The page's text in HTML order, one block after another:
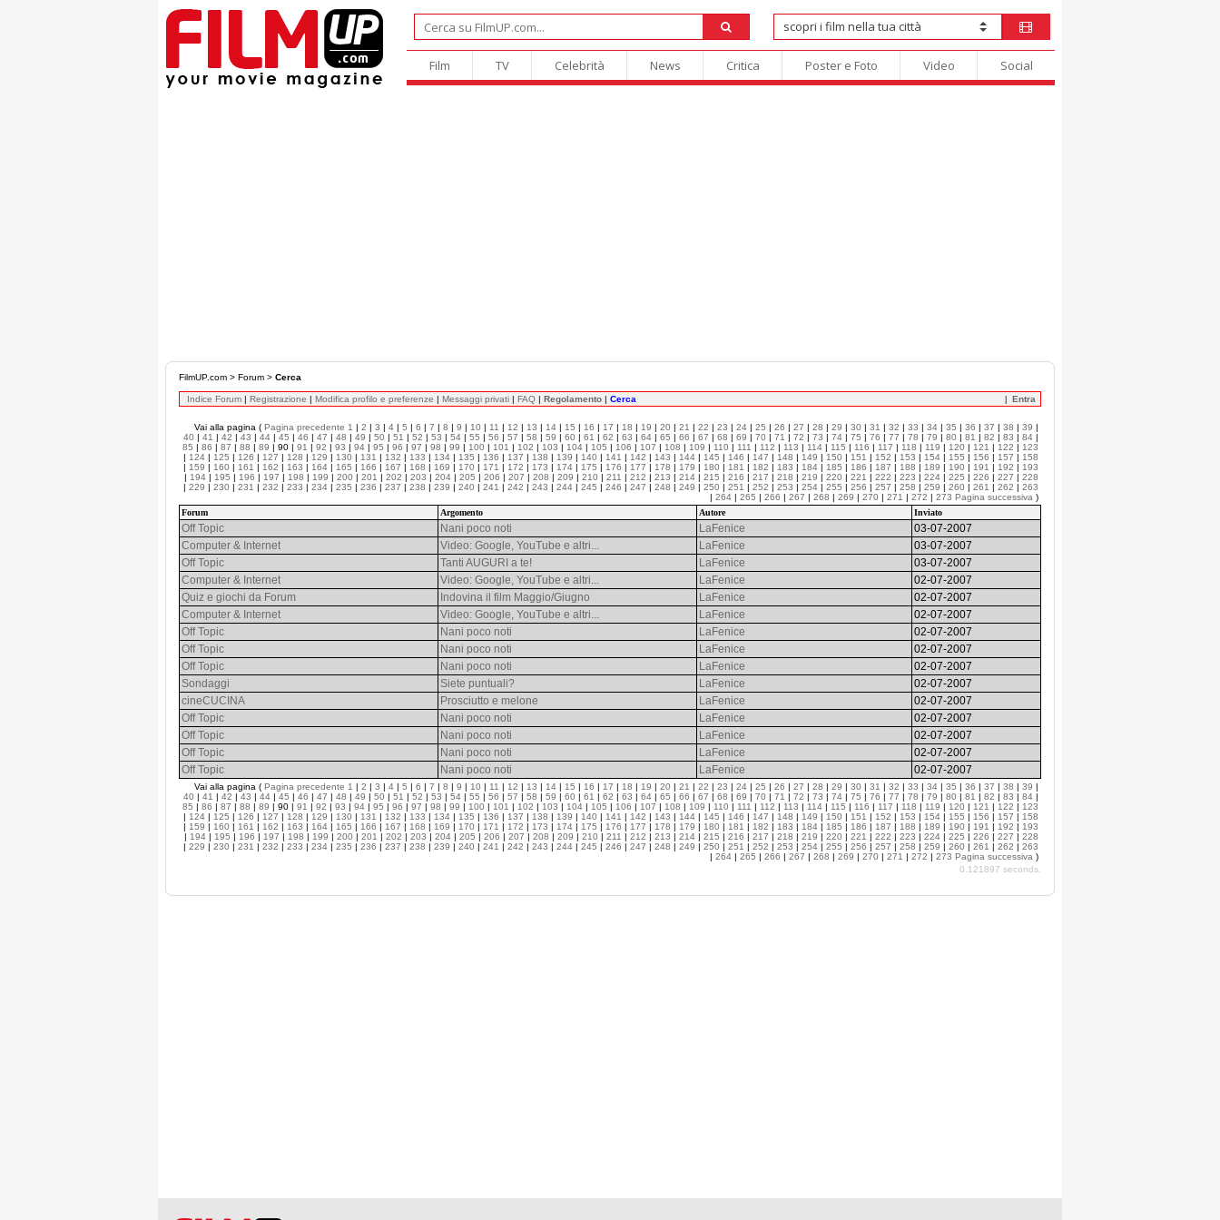
Film TV Celebrità News Critica Poster e Foto Video Social
FilmUP.com > Forum > Cerca
Indice Forum | Registrazione | Modifica profilo e preferenze | Messaggi privati | FAQ | Regolamento | Cerca Entra
Vai alla pagina ( Pagina precedente 1 | 2 | 3 | 4 | 5 | 6 | 7 | 8 | 9 | 10 | 11 | 12 | 13 | 14 | 15 | 16 | 17 | 18 | 19 | 20 | 21 | 22 | 23 | 24 | 25 | 26 | 27 | 28 | 29 | 30 | 31 | 32 | 33 | 34 | 35 | 36 | 37 | 38 | 39 |
40 | 41 | 42 | 43 | 44 | 45 | 46 | 47 | 48 | 49 | 50 | 51 | 52 | 53 | 54 | 55 | 56 | 57 | 58 | 59 | 60 | 61 | 62 | 63 | 64 | 65 | 66 | 67 | 68 | 69 | 70 | 71 | 72 | 73 | 74 | 75 | 76 | 77 | 78 | 79 | 80 | 81 | 82 | 83 | 84 |
85 | 86 | 87 | 88 | 89 | 90 | 91 | 92 | 93 | 94 | 95 | 96 | 97 | 98 | 99 | 100 | 101 | 102 | 103 | 104 | 105 | 106 | 107 | 108 | 109 | 110 | 111 | 112 | 113 | 114 | 115 | 116 | 117 | 118 | 119 | 120 | 121 | 122 | 123
| 124 | 125 | 126 | 127 | 128 | 129 | 130 | 131 | 132 | 133 | 134 | 135 | 136 | 137 | 138 | 139 | 140 | 141 | 142 | 143 | 144 | 145 | 146 | 147 | 148 | 149 | 150 | 151 | 152 | 153 | 154 | 155 | 156 | 157 | 158
| 159 | 160 | 161 | 162 | 163 | 164 | 165 | 166 | 167 | 168 | 169 | 170 | 171 | 172 | 173 | 174 | 175 | 176 | 177 | 178 | 179 | 180 | 181 | 182 | 183 | 184 | 185 | 186 | 187 | 188 | 189 | 190 | 191 | 192 | 193
| 194 | 195 | 196 | 197 | 198 | 199 | 200 | 201 | 202 | 203 | 204 | 205 | 206 | 207 | 208 | 209 | 210 | 211 | 212 | 213 | 214 | 215 | 216 | 217 | 218 | 219 | 220 | 221 | 222 | 223 | 224 | 225 | 226 | 227 | 228
| 229 | 230 | 231 | 232 | 233 | 234 | 235 | 236 | 237 | 238 | 239 | 240 | 241 | 242 | 243 | 244 | 245 | 246 | 247 | 248 | 249 | 250 | 251 | 252 | 253 | 254 | 255 | 256 | 257 | 258 | 259 | 260 | 261 | 262 | 263
| 264 | 265 | 266 | 267 | 268 | 269 | 270 | 271 | 272 | 273 Pagina successiva )
Forum
Argomento Autore Inviato
Off Topic Nani poco noti LaFenice
03-07-2007
Computer & Internet
Video: Google, YouTube e altri... LaFenice
03-07-2007
Off Topic
Tanti AUGURI a te! LaFenice
03-07-2007
Computer & Internet
Video: Google, YouTube e altri... LaFenice
02-07-2007
Quiz e giochi da Forum
Indovina il film Maggio/Giugno LaFenice
02-07-2007
Computer & Internet
Video: Google, YouTube e altri... LaFenice
02-07-2007
Off Topic
Nani poco noti LaFenice
02-07-2007
Off Topic
Nani poco noti LaFenice
02-07-2007
Off Topic
Nani poco noti LaFenice
02-07-2007
Sondaggi
Siete puntuali? LaFenice
02-07-2007
cineCUCINA
Prosciutto e melone LaFenice
02-07-2007
Off Topic
Nani poco noti LaFenice
02-07-2007
Off Topic
Nani poco noti LaFenice
02-07-2007
Off Topic
Nani poco noti LaFenice
02-07-2007
Off Topic
Nani poco noti LaFenice 02-07-2007
Vai alla pagina ( Pagina precedente 1 | 2 | 3 | 4 | 5 | 6 | 7 | 8 | 9 | 10 | 11 | 12 | 13 | 14 | 15 | 16 | 17 | 18 | 19 | 20 | 21 | 22 | 23 | 24 | 25 | 26 | 27 | 28 | 29 | 30 | 31 | 32 | 33 | 34 | 35 | 36 | 37 | 38 | 39 |
40 | 41 | 42 | 43 | 44 | 45 | 46 | 47 | 48 | 49 | 50 | 51 | 52 | 53 | 54 | 55 | 56 | 57 | 58 | 59 | 60 | 61 | 62 | 63 | 64 | 65 | 66 | 67 | 68 | 69 | 70 | 71 | 72 | 73 | 74 | 75 | 76 | 77 | 78 | 79 | 80 | 81 | 82 | 83 | 84 |
85 | 86 | 87 | 88 | 89 | 90 | 91 | 92 | 93 | 94 | 95 | 96 | 97 | 98 | 99 | 100 | 101 | 102 | 103 | 104 | 105 | 106 | 107 | 108 | 109 | 110 | 111 | 112 | 113 | 114 | 115 | 116 | 117 | 118 | 119 | 120 | 121 | 122 | 123
| 124 | 125 | 126 | 127 | 128 | 129 | 130 | 131 | 132 | 133 | 134 | 135 | 136 | 137 | 138 | 139 | 140 | 141 | 142 | 143 | 144 | 145 | 146 | 147 | 148 | 149 | 150 | 151 | 152 | 153 | 154 | 155 | 156 | 157 | 158
| 159 | 160 | 161 | 162 | 163 | 164 | 165 | 166 | 167 | 168 | 169 | 170 | 171 | 172 | 173 | 174 | 175 | 176 | 177 | 178 | 179 | 180 | 181 | 182 | 183 | 184 | 185 | 186 | 187 | 188 | 189 | 190 | 191 | 192 | 193
| 194 | 195 | 196 | 197 | 198 | 199 | 200 | 201 | 202 | 203 | 204 | 205 | 206 | 207 | 208 | 209 | 210 | 211 | 212 | 213 | 214 | 215 | 216 | 217 | 218 | 219 | 220 | 221 | 222 | 223 | 224 | 225 | 226 | 227 | 228
| 229 | 230 | 231 | 232 | 233 | 234 | 235 | 236 | 237 | 238 | 239 | 240 | 241 | 242 | 243 | 244 | 245 | 246 | 247 | 248 | 249 | 250 | 251 | 252 | 253 | 254 | 255 | 256 | 257 | 258 | 259 | 260 | 261 | 262 | 263
| 264 | 265 | 266 | 267 | 268 | 269 | 270 | 271 | 272 | 273 Pagina successiva )
0.121897 seconds.